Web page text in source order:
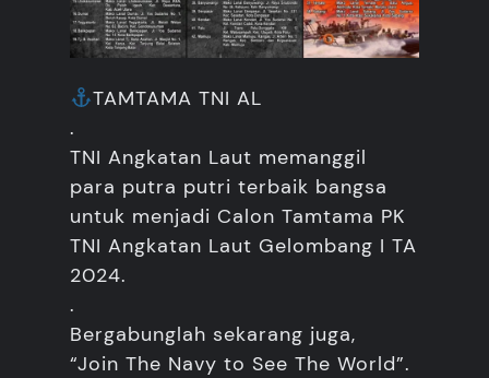
TAMTAMA TNI AL
.
TNI Angkatan Laut memanggil
para putra putri terbaik bangsa
untuk menjadi Calon Tamtama PK
TNI Angkatan Laut Gelombang I TA
2024.
.
Bergabunglah sekarang juga,
“Join The Navy to See The World”.